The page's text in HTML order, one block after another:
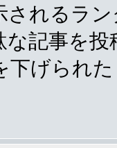
されるラ
な記事を
下げられ